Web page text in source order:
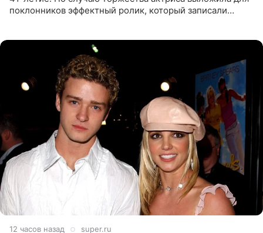
поклонников эффектный ролик, который записали
12 часов назад super.ru